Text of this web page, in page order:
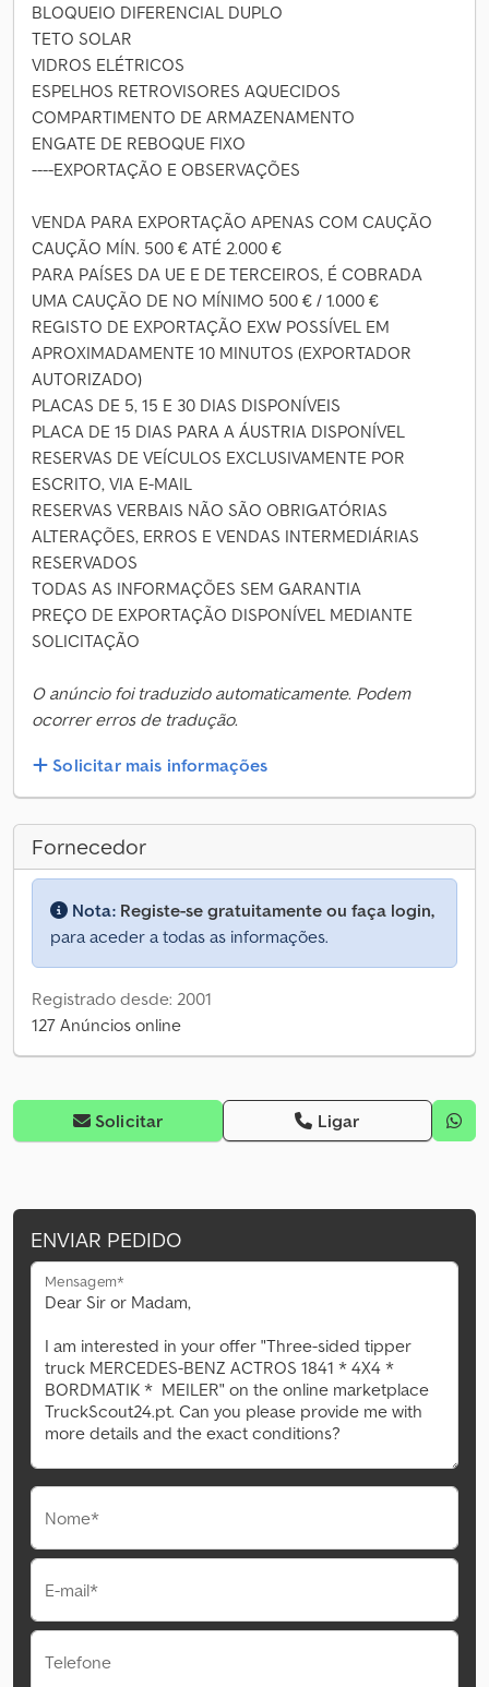
BLOQUEIO DIFERENCIAL DUPLO
TETO SOLAR
VIDROS ELÉTRICOS
ESPELHOS RETROVISORES AQUECIDOS
COMPARTIMENTO DE ARMAZENAMENTO
ENGATE DE REBOQUE FIXO
----EXPORTAÇÃO E OBSERVAÇÕES
VENDA PARA EXPORTAÇÃO APENAS COM CAUÇÃO
CAUÇÃO MÍN. 500 € ATÉ 2.000 €
PARA PAÍSES DA UE E DE TERCEIROS, É COBRADA
UMA CAUÇÃO DE NO MÍNIMO 500 € / 1.000 €
REGISTO DE EXPORTAÇÃO EXW POSSÍVEL EM
APROXIMADAMENTE 10 MINUTOS (EXPORTADOR
AUTORIZADO)
PLACAS DE 5, 15 E 30 DIAS DISPONÍVEIS
PLACA DE 15 DIAS PARA A ÁUSTRIA DISPONÍVEL
RESERVAS DE VEÍCULOS EXCLUSIVAMENTE POR
ESCRITO, VIA E-MAIL
RESERVAS VERBAIS NÃO SÃO OBRIGATÓRIAS
ALTERAÇÕES, ERROS E VENDAS INTERMEDIÁRIAS
RESERVADOS
TODAS AS INFORMAÇÕES SEM GARANTIA
PREÇO DE EXPORTAÇÃO DISPONÍVEL MEDIANTE
SOLICITAÇÃO
O anúncio foi traduzido automaticamente. Podem
ocorrer erros de tradução.
Solicitar mais informações
Fornecedor
Nota: Registe-se gratuitamente ou faça login,
para aceder a todas as informações.
Registrado desde: 2001
127 Anúncios online
Solicitar Ligar
ENVIAR PEDIDO
Mensagem*
Nome*
E-mail*
Telefone